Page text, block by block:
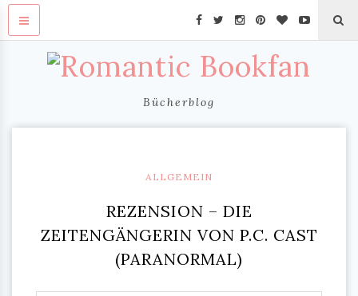
Bücherblog
ALLGEMEIN
REZENSION – DIE
ZEITENGÄNGERIN VON P.C. CAST
(PARANORMAL)